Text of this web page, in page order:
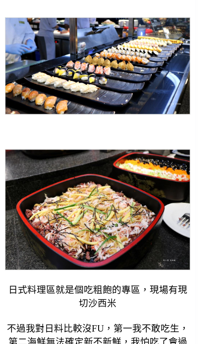
日式料理區就是個吃粗飽的專區，現場有現
切沙西米
不過我對日料比較沒FU，第一我不敢吃生，
第二海鮮無法確定新不新鮮， 我怕吃了會過